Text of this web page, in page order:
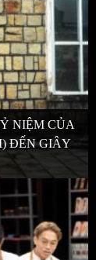
NIỆM CỦA
ĐẾN GIÂY